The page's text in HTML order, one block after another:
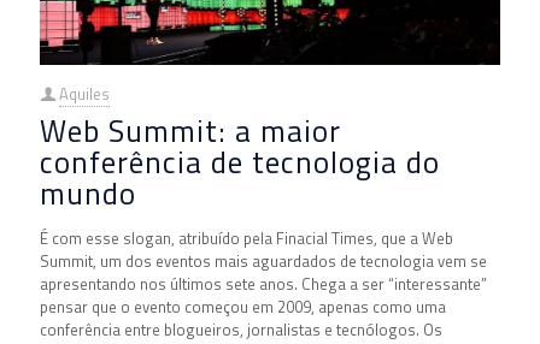
Aquiles
Web Summit: a maior
conferência de tecnologia do
mundo
É com esse slogan, atribuído pela Finacial Times, que a Web
Summit, um dos eventos mais aguardados de tecnologia vem se
apresentando nos últimos sete anos. Chega a ser “interessante”
pensar que o evento começou em 2009, apenas como uma
conferência entre blogueiros, jornalistas e tecnólogos. Os